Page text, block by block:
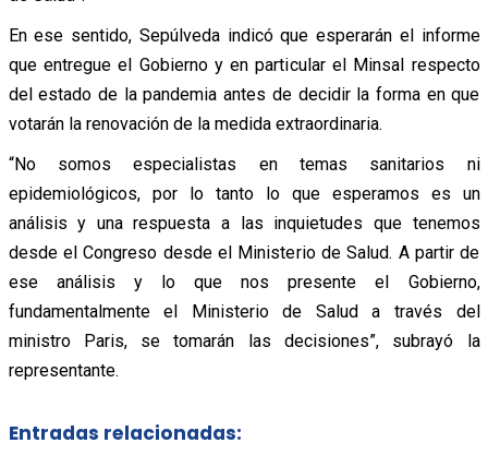
En ese sentido, Sepúlveda indicó que esperarán el informe
que entregue el Gobierno y en particular el Minsal respecto
del estado de la pandemia antes de decidir la forma en que
votarán la renovación de la medida extraordinaria.
“No somos especialistas en temas sanitarios ni
epidemiológicos, por lo tanto lo que esperamos es un
análisis y una respuesta a las inquietudes que tenemos
desde el Congreso desde el Ministerio de Salud. A partir de
ese análisis y lo que nos presente el Gobierno,
fundamentalmente el Ministerio de Salud a través del
ministro Paris, se tomarán las decisiones”, subrayó la
representante.
Entradas relacionadas: